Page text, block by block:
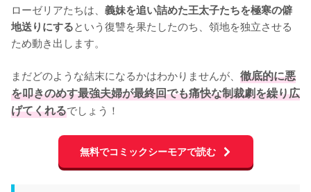
ローゼリアたちは、 義妹を追い詰めた王太子たちを極寒の僻
地送りにするという復讐を果たしたのち、領地を独立させる
ため動き出します。
まだどのような結末になるかはわかりませんが、 徹底的に悪
を叩きのめす最強夫婦が最終回でも痛快な制裁劇を繰り広
げてくれるでしょう！
無料でコミックシーモアで読む